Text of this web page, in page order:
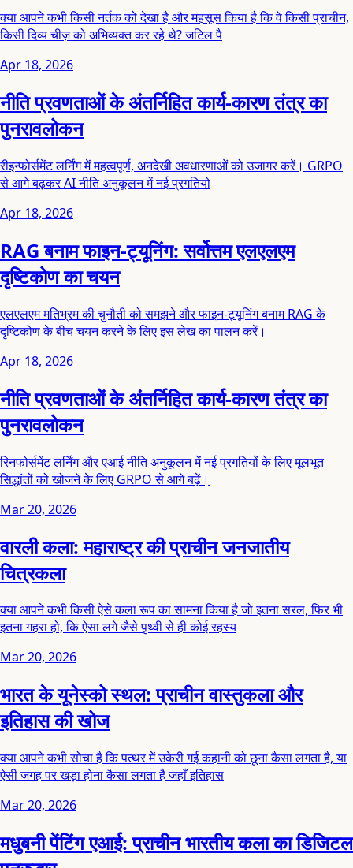
क्या आपने कभी किसी नर्तक को देखा है और महसूस किया है कि वे किसी प्राचीन,
किसी दिव्य चीज़ को अभिव्यक्त कर रहे थे? जटिल पै
Apr 18, 2026
नीति प्रवणताओं के अंतर्निहित कार्य-कारण तंत्र का
पुनरावलोकन
रीइन्फोर्समेंट लर्निंग में महत्वपूर्ण, अनदेखी अवधारणाओं को उजागर करें। GRPO
से आगे बढ़कर AI नीति अनुकूलन में नई प्रगतियो
Apr 18, 2026
RAG बनाम फाइन-ट्यूनिंग: सर्वोत्तम एलएलएम
दृष्टिकोण का चयन
एलएलएम मतिभ्रम की चुनौती को समझने और फाइन-ट्यूनिंग बनाम RAG के
दृष्टिकोण के बीच चयन करने के लिए इस लेख का पालन करें।
Apr 18, 2026
नीति प्रवणताओं के अंतर्निहित कार्य-कारण तंत्र का
पुनरावलोकन
रिनफोर्समेंट लर्निंग और एआई नीति अनुकूलन में नई प्रगतियों के लिए मूलभूत
सिद्धांतों को खोजने के लिए GRPO से आगे बढ़ें।
Mar 20, 2026
वारली कला: महाराष्ट्र की प्राचीन जनजातीय
चित्रकला
क्या आपने कभी किसी ऐसे कला रूप का सामना किया है जो इतना सरल, फिर भी
इतना गहरा हो, कि ऐसा लगे जैसे पृथ्वी से ही कोई रहस्य
Mar 20, 2026
भारत के यूनेस्को स्थल: प्राचीन वास्तुकला और
इतिहास की खोज
क्या आपने कभी सोचा है कि पत्थर में उकेरी गई कहानी को छूना कैसा लगता है, या
ऐसी जगह पर खड़ा होना कैसा लगता है जहाँ इतिहास
Mar 20, 2026
मधुबनी पेंटिंग एआई: प्राचीन भारतीय कला का डिजिटल